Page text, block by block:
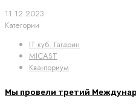
11.12.2023
Категории
IT-куб. Гагарин
MICAST
Кванториум
Мы провели третий